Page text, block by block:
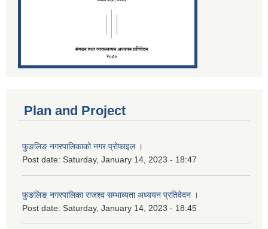
Plan and Project
फुङलिङ नगरपालिकाको नगर प्रोफाइल ।
Post date: Saturday, January 14, 2023 - 18:47
फुङलिङ नगरपालिका राजश्व सम्भाव्यता अध्ययन प्रतिवेदन ।
Post date: Saturday, January 14, 2023 - 18:45